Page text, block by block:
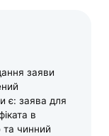
заяви
є: заява для
в
чинний